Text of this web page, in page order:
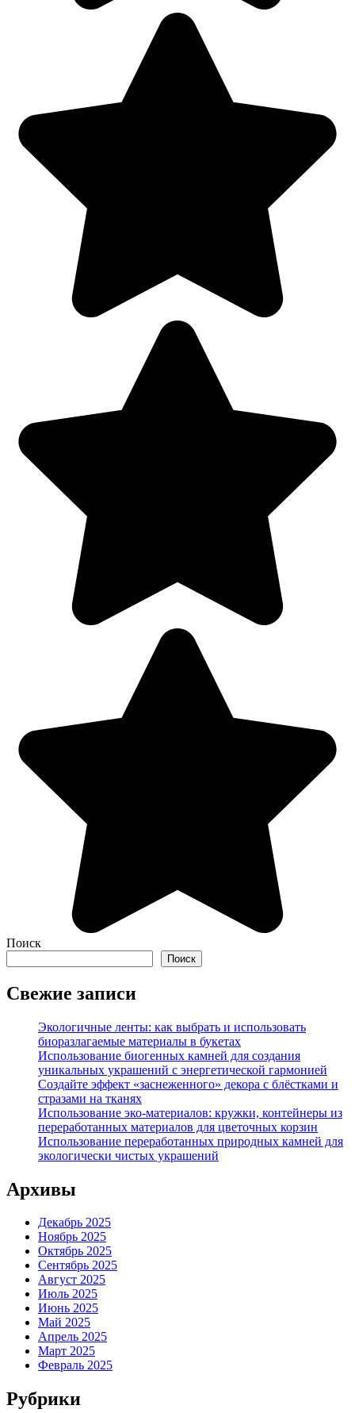
Поиск
Поиск
Свежие записи
Экологичные ленты: как выбрать и использовать
биоразлагаемые материалы в букетах
Использование биогенных камней для создания
уникальных украшений с энергетической гармонией
Создайте эффект «заснеженного» декора с блёстками и
стразами на тканях
Использование эко-материалов: кружки, контейнеры из
переработанных материалов для цветочных корзин
Использование переработанных природных камней для
экологически чистых украшений
Архивы
Декабрь 2025
Ноябрь 2025
Октябрь 2025
Сентябрь 2025
Август 2025
Июль 2025
Июнь 2025
Май 2025
Апрель 2025
Март 2025
Февраль 2025
Рубрики